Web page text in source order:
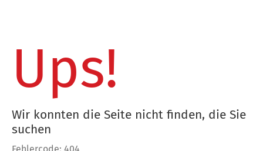
Ups!
Wir konnten die Seite nicht finden, die Sie
suchen